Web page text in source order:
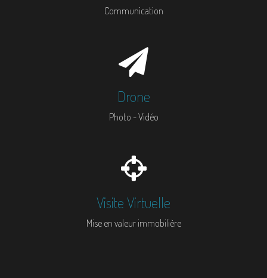
Communication
Drone
Photo - Vidéo
Visite Virtuelle
Mise en valeur immobilière